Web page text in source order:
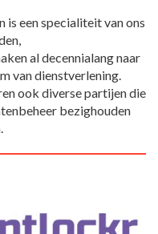
is een specialiteit van ons
al decennialang naar
van dienstverlening.
ook diverse partijen die
bezighouden